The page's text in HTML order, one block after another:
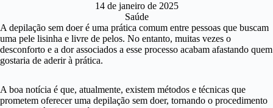
14 de janeiro de 2025
Saúde
A depilação sem doer é uma prática comum entre pessoas que buscam
uma pele lisinha e livre de pelos. No entanto, muitas vezes o
desconforto e a dor associados a esse processo acabam afastando quem
gostaria de aderir à prática.
A boa notícia é que, atualmente, existem métodos e técnicas que
prometem oferecer uma depilação sem doer, tornando o procedimento